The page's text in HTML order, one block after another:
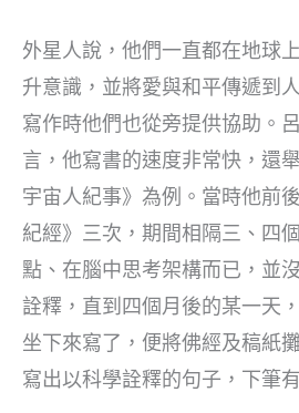
外星人說，他們一直都在地球
升意識，並將愛與和平傳遞到
寫作時他們也從旁提供協助。
言，他寫書的速度非常快，還
宇宙人紀事》為例。當時他前
紀經》三次，期間相隔三、四
點、在腦中思考架構而已，並
詮釋，直到四個月後的某一天
坐下來寫了，便將佛經及稿紙
寫出以科學詮釋的句子，下筆